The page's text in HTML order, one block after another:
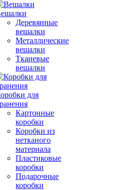
Деревянные
вешалки
Металлические
вешалки
Тканевые
вешалки
для
Картонные
коробки
Коробки из
нетканого
материала
Пластиковые
коробки
Подарочные
коробки